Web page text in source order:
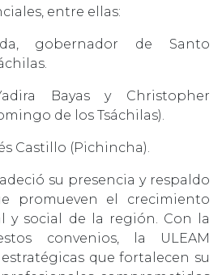
entre ellas:
gobernador de Santo
Bayas y Christopher
de los Tsáchilas).
Castillo (Pichincha).
su presencia y respaldo
promueven el crecimiento
y social de la región. Con la
convenios, la ULEAM
que fortalecen su